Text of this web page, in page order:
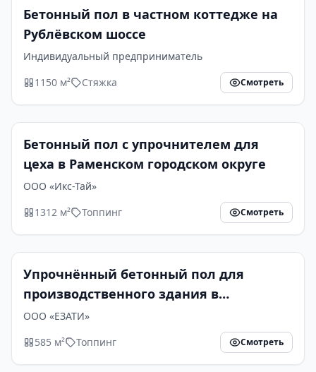
Бетонный пол в частном коттедже на
Рублёвском шоссе
Индивидуальный предприниматель
1150 м²
Стяжка Смотреть
Бетонный пол с упрочнителем для
цеха в Раменском городском округе
ООО «Икс-Тай»
1312 м²
Топпинг Смотреть
Упрочнённый бетонный пол для
производственного здания в
Егорьевске
ООО «ЕЗАТИ»
585 м²
Топпинг Смотреть